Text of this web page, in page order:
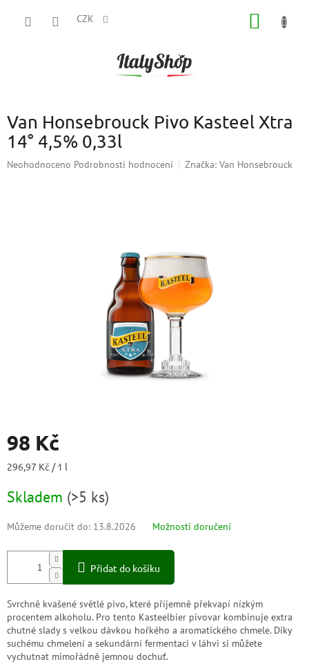
CZK
Van Honsebrouck Pivo Kasteel Xtra
14° 4,5% 0,33l
Průměrné
Neohodnoceno Podrobnosti hodnocení Značka: Van Honsebrouck
98 Kč
Měrná
296,97 Kč / 1 l
Skladem (>5 ks)
Můžeme doručit do: 13.8.2026 Možnosti doručení
Přidat do košíku
Svrchně kvašené světlé pivo, které příjemně překvapí nízkým
procentem alkoholu. Pro tento Kasteelbier pivovar kombinuje extra
chutné slady s velkou dávkou hořkého a aromatického chmele. Díky
suchému chmelení a sekundární fermentaci v láhvi si můžete
vychutnat mimořádně jemnou dochuť.